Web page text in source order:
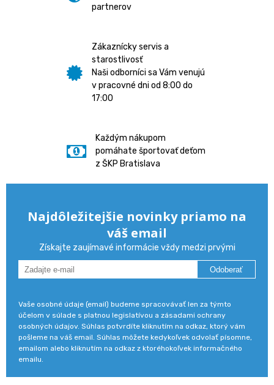
partnerov
Zákaznícky servis a
starostlivosť
Naši odborníci sa Vám venujú
v pracovné dni od 8:00 do
17:00
Každým nákupom
pomáhate športovať deťom
z ŠKP Bratislava
Najdôležitejšie novinky priamo na
váš email
Získajte zaujímavé informácie vždy medzi prvými
Odoberať
Vaše osobné údaje (email) budeme spracovávať len za týmto
účelom v súlade s platnou legislatívou a zásadami ochrany
osobných údajov. Súhlas potvrdíte kliknutím na odkaz, ktorý vám
pošleme na váš email. Súhlas môžete kedykoľvek odvolať písomne,
emailom alebo kliknutím na odkaz z ktoréhokoľvek informačného
emailu.